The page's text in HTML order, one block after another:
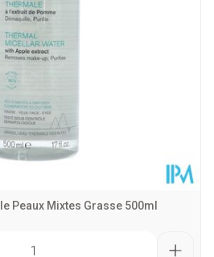
(15°C - 25°C)
Peaux Mixtes Grasse 500ml